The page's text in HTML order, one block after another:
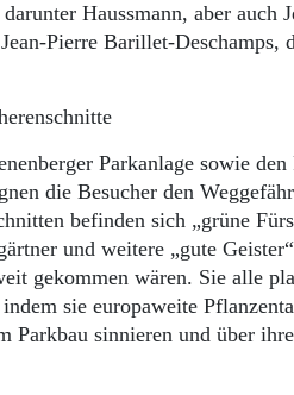
Haussmann, aber auch
Pierre Barillet-
Parkanlage sowie
die Besucher den
befinden sich „grüne
und weitere „gute
gekommen wären. Sie alle
sie europaweite
Parkbau sinnieren und über